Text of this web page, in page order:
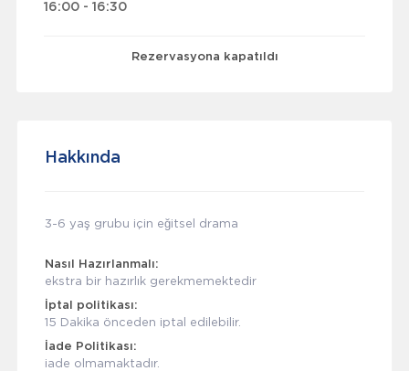
16:00 - 16:30
Rezervasyona kapatıldı
Hakkında
3-6 yaş grubu için eğitsel drama
Nasıl Hazırlanmalı:
ekstra bir hazırlık gerekmemektedir
İptal politikası:
15 Dakika önceden iptal edilebilir.
İade Politikası:
iade olmamaktadır.